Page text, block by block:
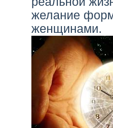
желание
женщинами.